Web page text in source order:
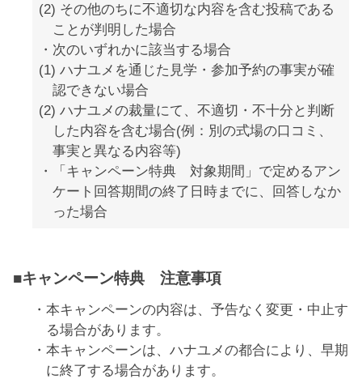
(2) その他のちに不適切な内容を含む投稿である
ことが判明した場合
次のいずれかに該当する場合
(1) ハナユメを通じた見学・参加予約の事実が確
認できない場合
(2) ハナユメの裁量にて、不適切・不十分と判断
した内容を含む場合(例：別の式場の口コミ、
事実と異なる内容等)
「キャンペーン特典 対象期間」で定めるアン
ケート回答期間の終了日時までに、回答しなか
った場合
■キャンペーン特典 注意事項
本キャンペーンの内容は、予告なく変更・中止す
る場合があります。
本キャンペーンは、ハナユメの都合により、早期
に終了する場合があります。